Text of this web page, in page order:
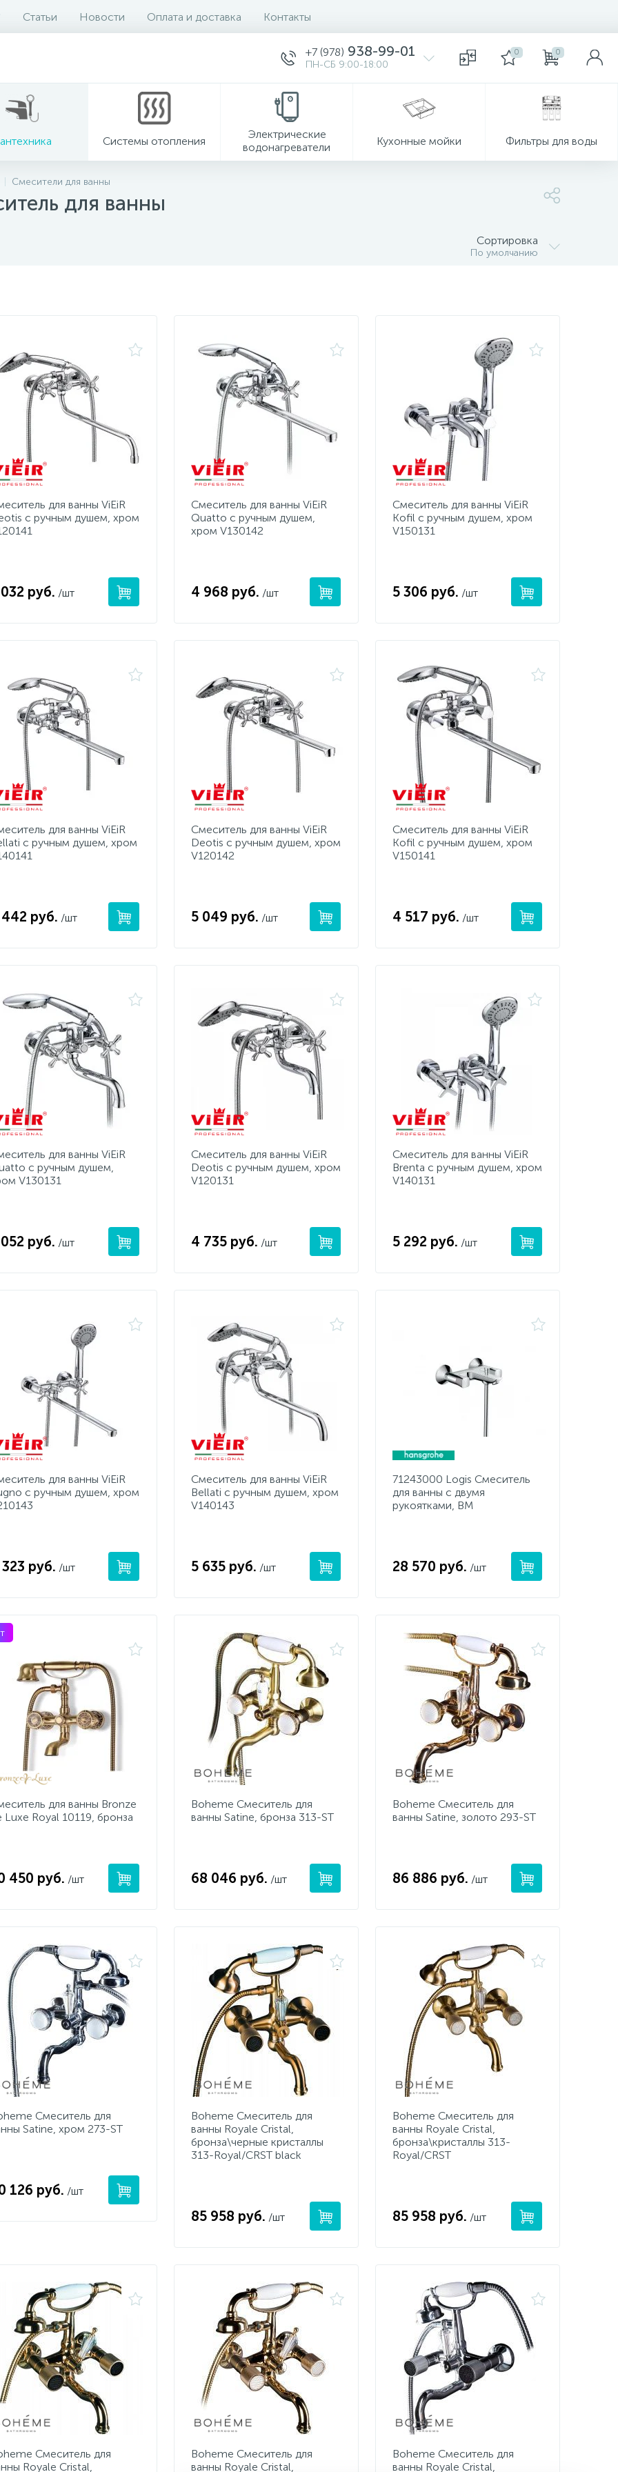
Статьи Новости Оплата и доставка Контакты
+7 (978) 938-99-01
ПН-СБ 9:00-18:00
0 0
Системы отопления
Электрические
водонагреватели
Кухонные мойки Фильтры для воды
Смесители для ванны
для ванны
Сортировка
По умолчанию
для ванны ViEiR
с ручным душем, хром
руб. /шт
Смеситель для ванны ViEiR
Quatto с ручным душем,
хром V130142
4 968 руб. /шт
Смеситель для ванны ViEiR
Kofil с ручным душем, хром
V150131
5 306 руб. /шт
для ванны ViEiR
с ручным душем, хром
руб. /шт
Смеситель для ванны ViEiR
Deotis с ручным душем, хром
V120142
5 049 руб. /шт
Смеситель для ванны ViEiR
Kofil с ручным душем, хром
V150141
4 517 руб. /шт
для ванны ViEiR
с ручным душем,
V130131
руб. /шт
Смеситель для ванны ViEiR
Deotis с ручным душем, хром
V120131
4 735 руб. /шт
Смеситель для ванны ViEiR
Brenta с ручным душем, хром
V140131
5 292 руб. /шт
для ванны ViEiR
с ручным душем, хром
руб. /шт
Смеситель для ванны ViEiR
Bellati с ручным душем, хром
V140143
5 635 руб. /шт
71243000 Logis Смеситель
для ванны с двумя
рукоятками, ВМ
28 570 руб. /шт
для ванны Bronze
Luxe Royal 10119, бронза
450 руб. /шт
Boheme Смеситель для
ванны Satine, бронза 313-ST
68 046 руб. /шт
Boheme Смеситель для
ванны Satine, золото 293-ST
86 886 руб. /шт
Смеситель для
Satine, хром 273-ST
126 руб. /шт
Boheme Смеситель для
ванны Royale Cristal,
бронза\черные кристаллы
313-Royal/CRST black
85 958 руб. /шт
Boheme Смеситель для
ванны Royale Cristal,
бронза\кристаллы 313-
Royal/CRST
85 958 руб. /шт
Смеситель для
Royale Cristal,
Boheme Смеситель для
ванны Royale Cristal,
Boheme Смеситель для
ванны Royale Cristal,